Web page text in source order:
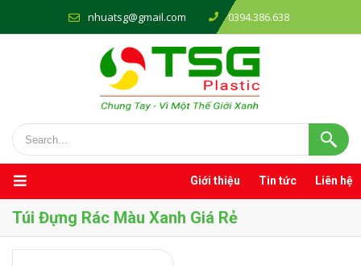
nhuatsg@gmail.com 0394.386.638
Giới thiệu Tin tức Liên hệ
Túi Đựng Rác Màu Xanh Giá Rẻ